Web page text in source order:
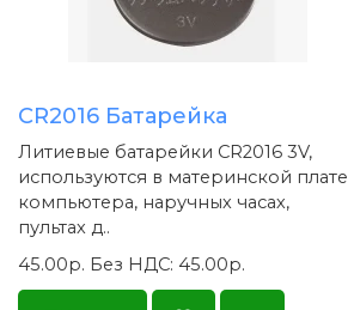
CR2016 Батарейка
Литиевые батарейки CR2016 3V,
используются в материнской плате
компьютера, наручных часах,
пультах д..
45.00р. Без НДС: 45.00р.